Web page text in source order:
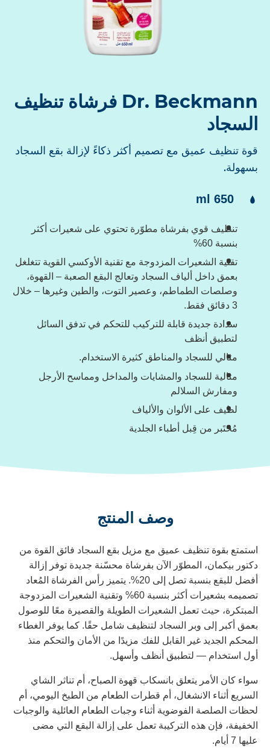
Dr. Beckmann فرشاة تنظيف
تنظيف عميق مع تصميم أكثر ذكاءً لإزالة بقع السجاد
650 ml
تنظيف قوي بفرشاة مطوّرة تحتوي على شعيرات أكثر
بنسبة 60%
تقنية الشعيرات المزدوجة مع تقنية الأوكسي القوية تتغلغل
بعمق داخل ألياف السجاد وتعالج البقع الصعبة – القهوة،
وصلصات الطماطم، وعصير التوت، والطين وغيرها – خلال
سدادة جديدة قابلة للتركيب للتحكم في تدفق السائل
لتطبيق أنظف
مثالي للسجاد والمناطق كثيرة الاستخدام.
مثالية للسجاد والمشايات والمداخل ومماسح الأرجل
ومفارش السلالم
لطيف على الألوان والألياف
مُختَبر من قِبل أطباء الجلدية
وصف المنتج
بقوة تنظيف عميق مع مزيل بقع السجاد فائق القوة من
بيكمان، المطوّر الآن بفرشاة محسّنة جديدة توفر إزالة
أفضل للبقع بنسبة تصل إلى 20%. يتميز رأس الفرشاة المُعاد
تصميمه بشعيرات أكثر بنسبة 60% وتقنية الشعيرات المزدوجة
حيث تعمل الشعيرات الطويلة والقصيرة معًا للوصول
أكبر إلى وبر السجاد لتنظيف شامل حقًا. كما يوفر الغطاء
الجديد غير القابل للفك مزيدًا من الأمان والتحكم منذ
استخدام — لتطبيق أنظف وأسهل.
كان الأمر يتعلق بانسكاب قهوة الصباح، أم تناثر الشاي
أثناء الانشغال، أم قطرات الطعام من الطبخ اليومي، أم
الصلصة الفوضوية أثناء وجبات الطعام العائلية والوجبات
فإن هذه التركيبة تعمل على إزالة البقع التي مضى
7 أيام.